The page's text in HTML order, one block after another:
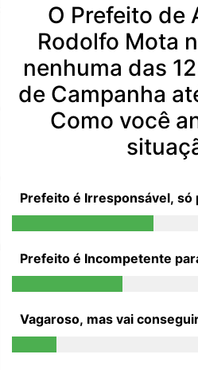
O Prefeito de
Rodolfo Mota
nenhuma das
de Campanha
Como você
Prefeito é Irresponsável, só
Prefeito é Incompetente
Vagaroso, mas vai